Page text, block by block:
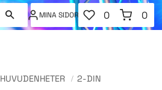
MINA SIDOR
FAVORITER
ANTAL
0
KUNDVAGN
0
HUVUDENHETER 2-DIN